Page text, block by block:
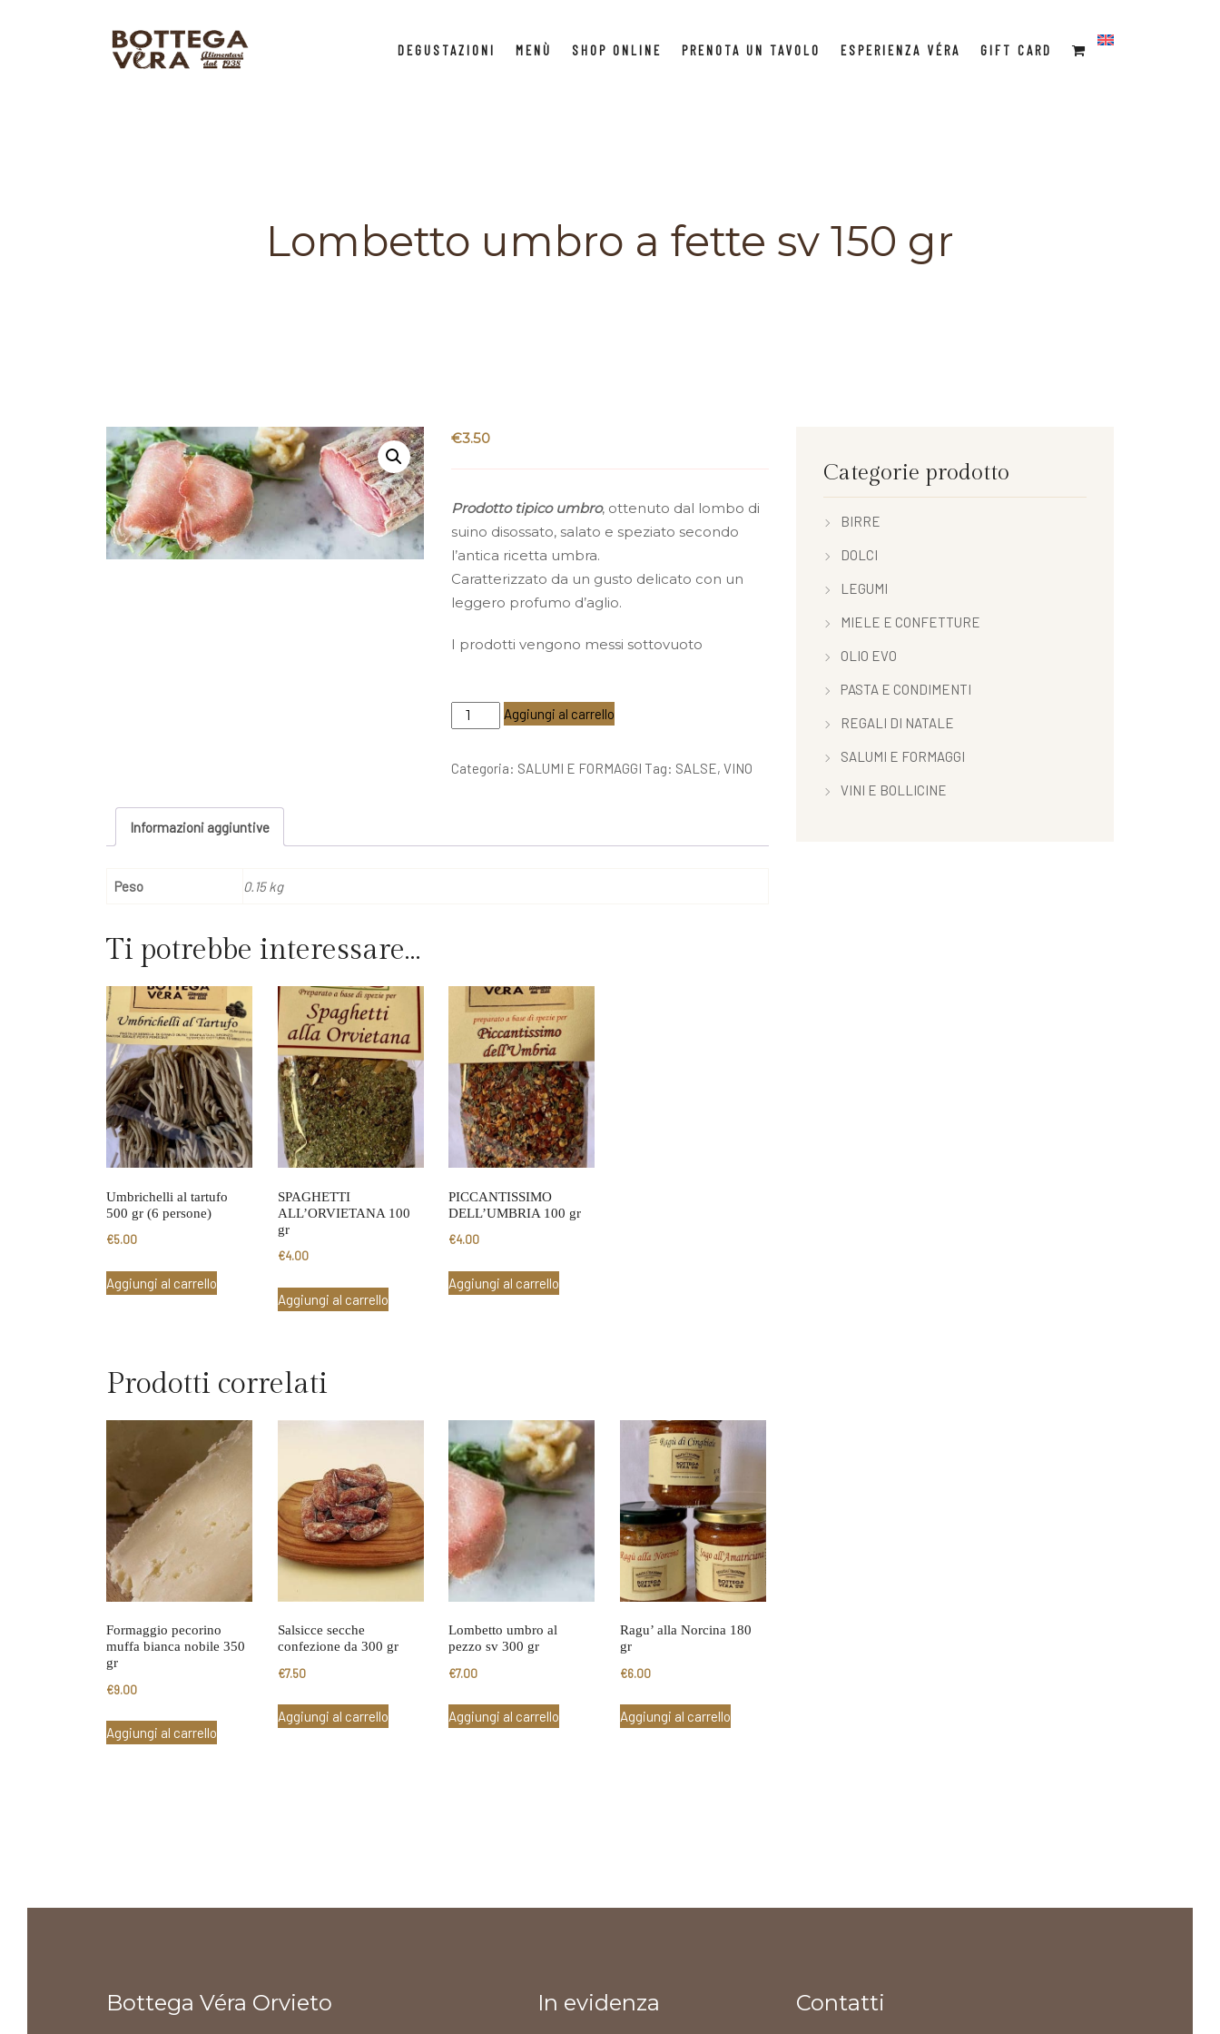
DEGUSTAZIONI MENÙ SHOP ONLINE PRENOTA UN TAVOLO ESPERIENZA VÉRA GIFT CARD
Lombetto umbro a fette sv 150 gr
€3.50
Prodotto tipico umbro, ottenuto dal lombo di
suino disossato, salato e speziato secondo
l’antica ricetta umbra.
Caratterizzato da un gusto delicato con un
leggero profumo d’aglio.
I prodotti vengono messi sottovuoto
Lombetto
a
Aggiungi al carrello
Categoria: SALUMI E FORMAGGI Tag: SALSE, VINO
Informazioni aggiuntive
Peso 0.15 kg
Ti potrebbe interessare…
Umbrichelli al tartufo
500 gr (6 persone)
€5.00
Aggiungi al carrello
SPAGHETTI
ALL’ORVIETANA 100
gr
€4.00
Aggiungi al carrello
PICCANTISSIMO
DELL’UMBRIA 100 gr
€4.00
Aggiungi al carrello
Prodotti correlati
Formaggio pecorino
muffa bianca nobile 350
gr
€9.00
Aggiungi al carrello
Salsicce secche
confezione da 300 gr
€7.50
Aggiungi al carrello
Lombetto umbro al
pezzo sv 300 gr
€7.00
Aggiungi al carrello
Ragu’ alla Norcina 180
gr
€6.00
Aggiungi al carrello
Categorie prodotto
BIRRE
DOLCI
LEGUMI
MIELE E CONFETTURE
OLIO EVO
PASTA E CONDIMENTI
REGALI DI NATALE
SALUMI E FORMAGGI
VINI E BOLLICINE
Bottega Véra Orvieto In evidenza Contatti